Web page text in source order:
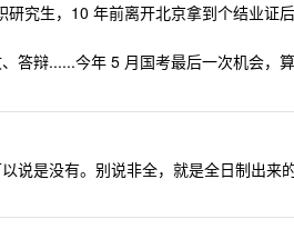
究生，10 年前离开北京拿到个结业证
答辩......今年 5 月国考最后一次机会，
说是没有。别说非全，就是全日制出来